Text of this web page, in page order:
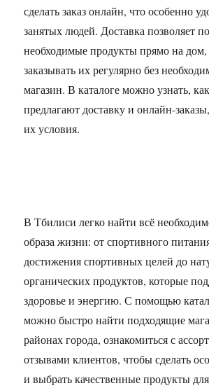
сделать заказ онлайн, что особенно
занятых людей. Доставка позволяет
необходимые продукты прямо на дом,
заказывать их регулярно без
магазин. В каталоге можно узнать,
предлагают доставку и онлайн-
их условия.
В Тбилиси легко найти всё
образа жизни: от спортивного
достижения спортивных целей до
органических продуктов, которые
здоровье и энергию. С помощью
можно быстро найти подходящие
районах города, ознакомиться с
отзывами клиентов, чтобы сделать
и выбрать качественные продукты